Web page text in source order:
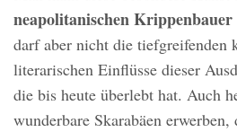
neapolitanischen Krippenbauer
darf aber nicht die tiefgreifenden
literarischen Einflüsse dieser
die bis heute überlebt hat. Auch
wunderbare Skarabäen